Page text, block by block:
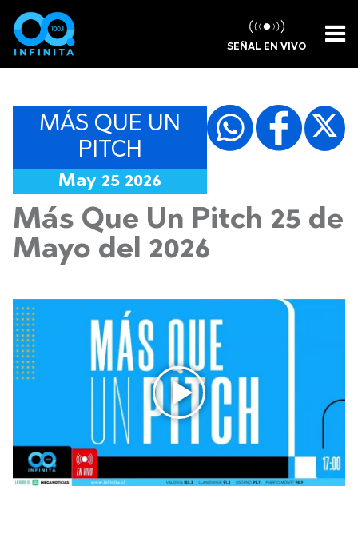
SEÑAL EN VIVO
MÁS QUE UN
PITCH
May 25 2026
Más Que Un Pitch 25 de
Mayo del 2026